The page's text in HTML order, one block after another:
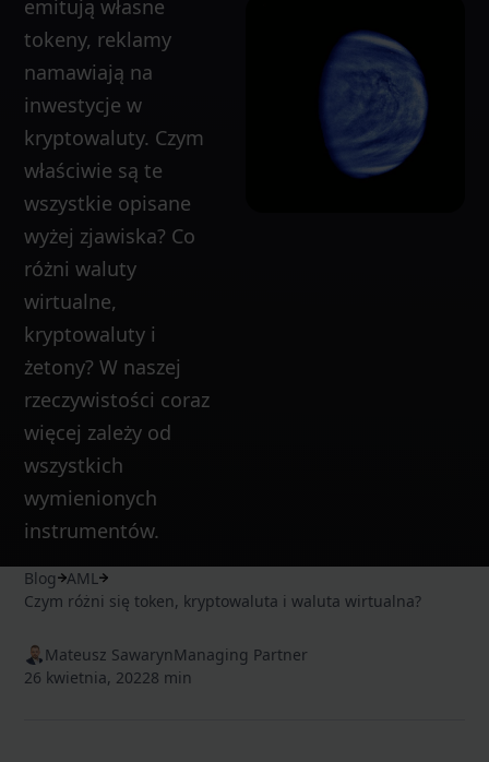
emitują własne
tokeny, reklamy
namawiają na
inwestycje w
kryptowaluty. Czym
właściwie są te
wszystkie opisane
wyżej zjawiska? Co
różni waluty
wirtualne,
kryptowaluty i
żetony? W naszej
rzeczywistości coraz
więcej zależy od
wszystkich
wymienionych
instrumentów.
Blog AML
Czym różni się token, kryptowaluta i waluta wirtualna?
Mateusz SawarynManaging Partner
26 kwietnia, 20228 min